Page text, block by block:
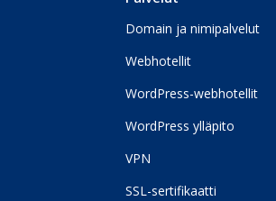
Domain ja nimipalvelut
Webhotellit
WordPress-webhotellit
WordPress ylläpito
VPN
SSL-sertifikaatti